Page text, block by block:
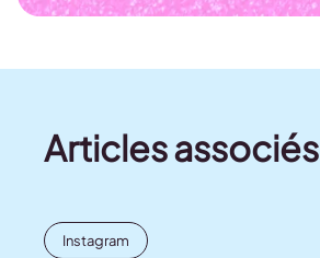
Articles associés
Instagram